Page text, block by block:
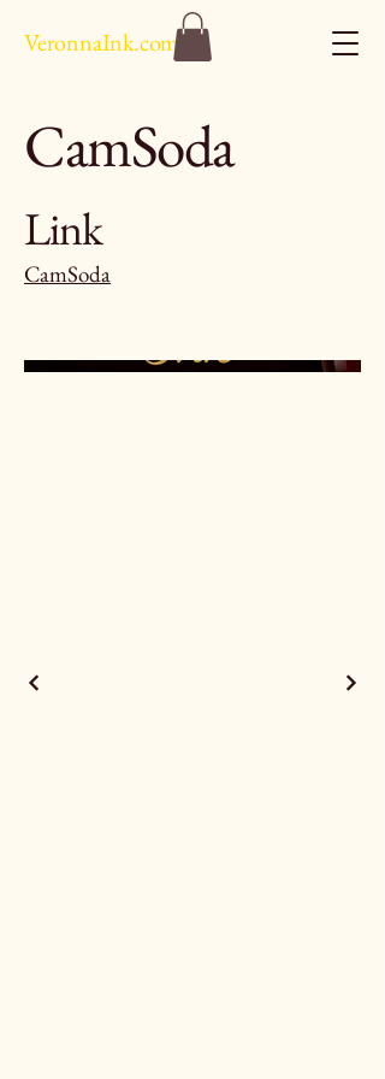
VeronnaInk.com
CamSoda
Link
CamSoda